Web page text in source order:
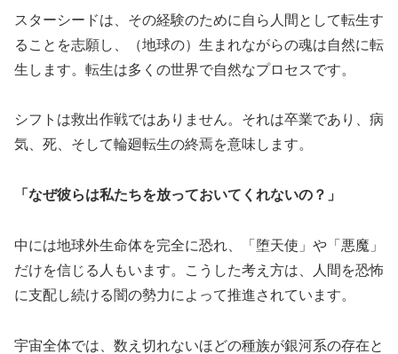
スターシードは、その経験のために自ら人間として転生す
ることを志願し、（地球の）生まれながらの魂は自然に転
生します。転生は多くの世界で自然なプロセスです。
シフトは救出作戦ではありません。それは卒業であり、病
気、死、そして輪廻転生の終焉を意味します。
「なぜ彼らは私たちを放っておいてくれないの？」
中には地球外生命体を完全に恐れ、「堕天使」や「悪魔」
だけを信じる人もいます。こうした考え方は、人間を恐怖
に支配し続ける闇の勢力によって推進されています。
宇宙全体では、数え切れないほどの種族が銀河系の存在と